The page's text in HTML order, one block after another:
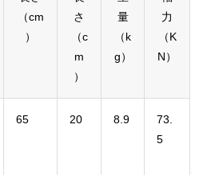
（cm
）
さ
（c
m
）
量
（k
g）
力
（K
N）
65 20 8.9
73.
5